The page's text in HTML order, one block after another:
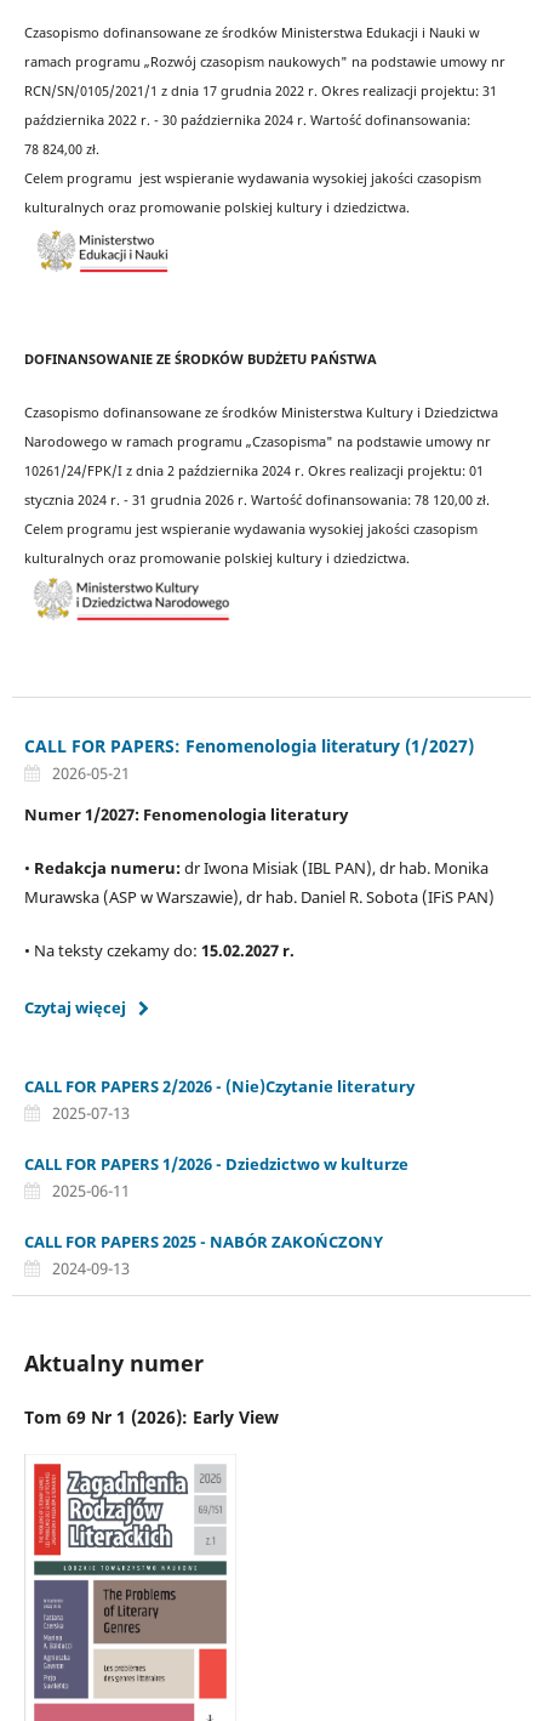
Czasopismo dofinansowane ze środków Ministerstwa Edukacji i Nauki w
ramach programu „Rozwój czasopism naukowych" na podstawie umowy nr
RCN/SN/0105/2021/1 z dnia 17 grudnia 2022 r. Okres realizacji projektu: 31
października 2022 r. - 30 października 2024 r. Wartość dofinansowania:
78 824,00zł.
Celem programu jest wspieranie wydawania wysokiej jakości czasopism
kulturalnych oraz promowanie polskiej kultury i dziedzictwa.
DOFINANSOWANIE ZE ŚRODKÓW BUDŻETU PAŃSTWA
Czasopismo dofinansowane ze środków Ministerstwa Kultury i Dziedzictwa
Narodowego w ramach programu „Czasopisma" na podstawie umowy nr
10261/24/FPK/I z dnia 2 października 2024 r. Okres realizacji projektu: 01
stycznia 2024 r. - 31 grudnia 2026 r. Wartość dofinansowania: 78 120,00 zł.
Celem programu jest wspieranie wydawania wysokiej jakości czasopism
kulturalnych oraz promowanie polskiej kultury i dziedzictwa.
CALL FOR PAPERS: Fenomenologia literatury (1/2027)
2026-05-21
Numer 1/2027: Fenomenologia literatury
• Redakcja numeru:dr Iwona Misiak (IBL PAN), dr hab. Monika
Murawska (ASP w Warszawie), dr hab. Daniel R. Sobota (IFiS PAN)
• Na teksty czekamy do: 15.02.2027 r.
Czytaj więcej
CALL FOR PAPERS 2/2026 - (Nie)Czytanie literatury
2025-07-13
CALL FOR PAPERS 1/2026 - Dziedzictwo w kulturze
2025-06-11
CALL FOR PAPERS 2025 - NABÓR ZAKOŃCZONY
2024-09-13
Aktualny numer
Tom 69 Nr 1 (2026): Early View